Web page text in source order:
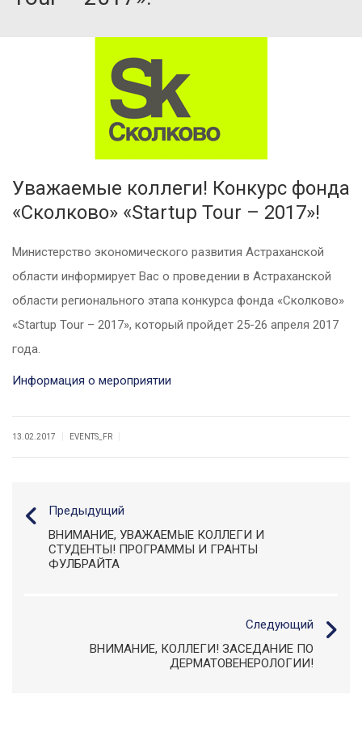
Уважаемые коллеги! Конкурс фонда
«Сколково» «Startup Tour – 2017»!
Министерство экономического развития Астраханской
области информирует Вас о проведении в Астраханской
области регионального этапа конкурса фонда «Сколково»
«Startup Tour – 2017», который пройдет 25-26 апреля 2017
года.
Информация о мероприятии
13.02.2017 EVENTS_FR
Предыдущий
ВНИМАНИЕ, УВАЖАЕМЫЕ КОЛЛЕГИ И
СТУДЕНТЫ! ПРОГРАММЫ И ГРАНТЫ
ФУЛБРАЙТА
Следующий
ВНИМАНИЕ, КОЛЛЕГИ! ЗАСЕДАНИЕ ПО
ДЕРМАТОВЕНЕРОЛОГИИ!